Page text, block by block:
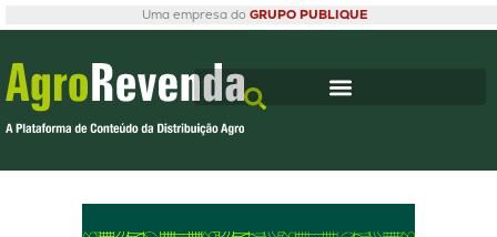
Uma empresa do GRUPO PUBLIQUE